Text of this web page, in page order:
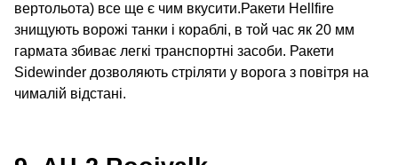
вертольота) все ще є чим вкусити.Ракети Hellfire
знищують ворожі танки і кораблі, в той час як 20 мм
гармата збиває легкі транспортні засоби. Ракети
Sidewinder дозволяють стріляти у ворога з повітря на
чималій відстані.